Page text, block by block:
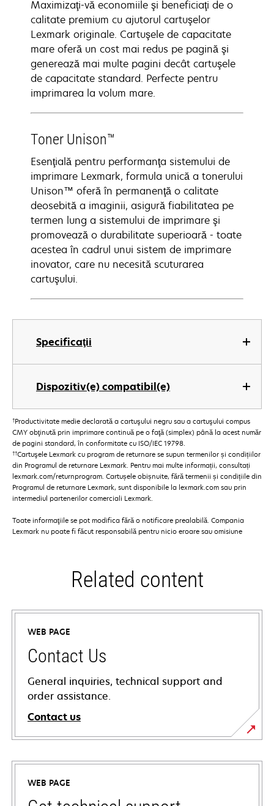
Specificaţii
Dispozitiv(e) compatibil(e)
Maximizaţi-vă economiile şi beneficiaţi de o
calitate premium cu ajutorul cartuşelor
Lexmark originale. Cartuşele de capacitate
mare oferă un cost mai redus pe pagină şi
generează mai multe pagini decât cartuşele
de capacitate standard. Perfecte pentru
imprimarea la volum mare.
Toner Unison™
Esenţială pentru performanţa sistemului de
imprimare Lexmark, formula unică a tonerului
Unison™ oferă în permanenţă o calitate
deosebită a imaginii, asigură fiabilitatea pe
termen lung a sistemului de imprimare şi
promovează o durabilitate superioară - toate
acestea în cadrul unui sistem de imprimare
inovator, care nu necesită scuturarea
cartuşului.
†Productivitate medie declarată a cartuşului negru sau a cartuşului compus
CMY obţinută prin imprimare continuă pe o faţă (simplex) până la acest număr
de pagini standard, în conformitate cu ISO/IEC 19798.
††Cartuşele Lexmark cu program de returnare se supun termenilor și condițiilor
din Programul de returnare Lexmark. Pentru mai multe informații, consultați
lexmark.com/returnprogram. Cartușele obișnuite, fără termenii și condițiile din
Programul de returnare Lexmark, sunt disponibile la lexmark.com sau prin
intermediul partenerilor comerciali Lexmark.
Toate informaţiile se pot modifica fără o notificare prealabilă. Compania
Lexmark nu poate fi făcut responsabilă pentru nicio eroare sau omisiune
Related content
WEB PAGE
Contact Us
General inquiries, technical support and
order assistance.
Contact us
WEB PAGE